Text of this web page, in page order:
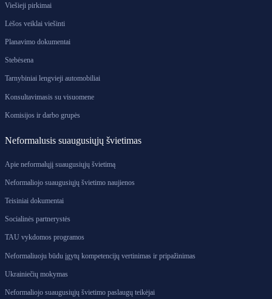
Viešieji pirkimai
Lėšos veiklai viešinti
Planavimo dokumentai
Stebėsena
Tarnybiniai lengvieji automobiliai
Konsultavimasis su visuomene
Komisijos ir darbo grupės
Neformalusis suaugusiųjų švietimas
Apie neformalųjį suaugusiųjų švietimą
Neformaliojo suaugusiųjų švietimo naujienos
Teisiniai dokumentai
Socialinės partnerystės
TAU vykdomos programos
Neformaliuoju būdu įgytų kompetencijų vertinimas ir pripažinimas
Ukrainiečių mokymas
Neformaliojo suaugusiųjų švietimo paslaugų teikėjai